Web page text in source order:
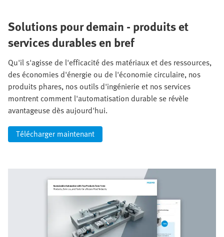
Solutions pour demain - produits et
services durables en bref
Qu'il s'agisse de l'efficacité des matériaux et des ressources,
des économies d'énergie ou de l'économie circulaire, nos
produits phares, nos outils d'ingénierie et nos services
montrent comment l'automatisation durable se révèle
avantageuse dès aujourd'hui.
Télécharger maintenant